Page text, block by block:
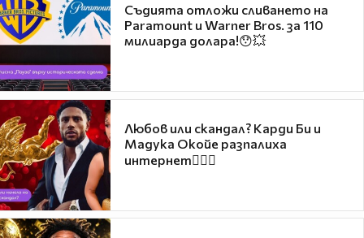
Съдията отложи сливането на
Paramount и Warner Bros. за 110
милиарда долара!😯💥
Любов или скандал? Карди Би и
Мадука Окойе разпалиха
интернет❤️‍🔥🔥